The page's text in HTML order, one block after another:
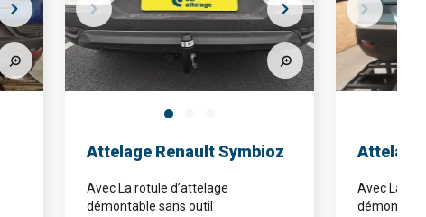
Attelage Renault Symbioz
Avec La rotule d’attelage
démontable sans outil
Attelage
Avec La